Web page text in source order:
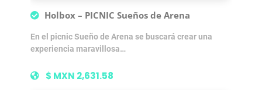
Holbox – PICNIC Sueños de Arena
En el picnic Sueño de Arena se buscará crear una
experiencia maravillosa…
$ MXN 2,631.58